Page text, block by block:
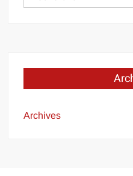
Archives